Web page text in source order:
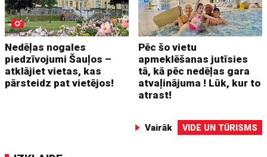
Nedēļas nogales
piedzīvojumi Šauļos –
atklājiet vietas, kas
pārsteidz pat vietējos!
Pēc šo vietu
apmeklēšanas jutīsies
tā, kā pēc nedēļas gara
atvaļinājuma ! Lūk, kur to
atrast!
Vairāk VIDE UN TŪRISMS